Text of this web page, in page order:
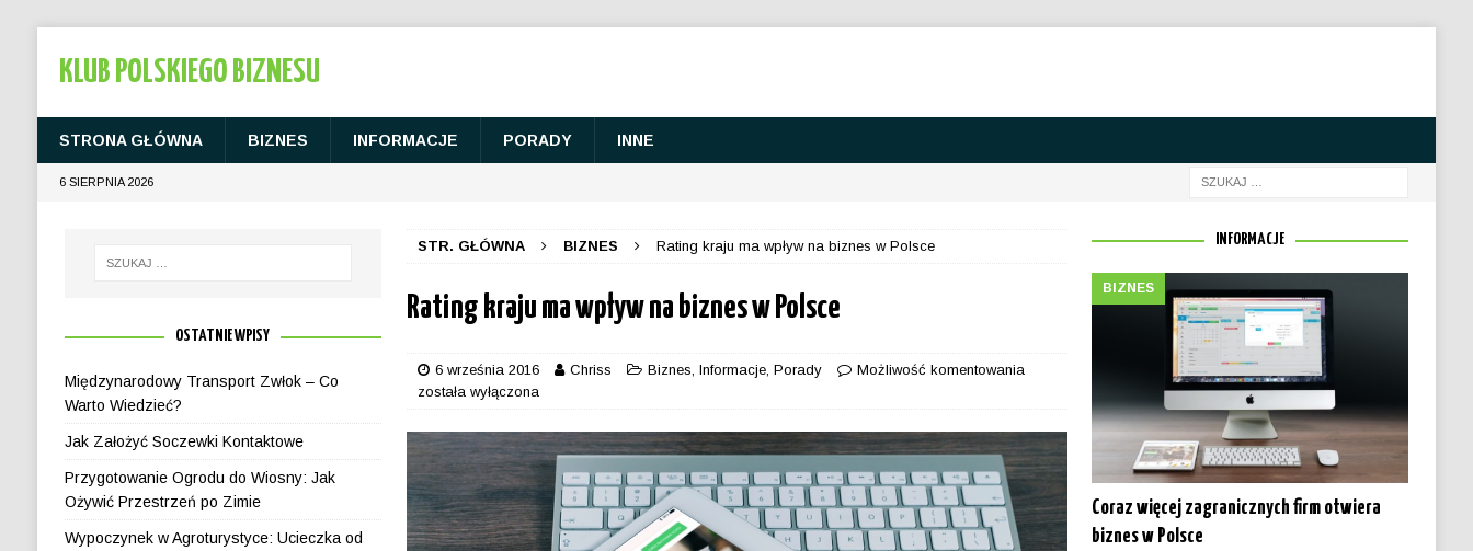
KLUB POLSKIEGO BIZNESU
STRONA GŁÓWNA BIZNES INFORMACJE PORADY INNE
6 SIERPNIA 2026
STR. GŁÓWNA BIZNES Rating kraju ma wpływ na biznes w Polsce
Rating kraju ma wpływ na biznes w Polsce
6 września 2016 Chriss Biznes,Informacje,Porady
Możliwość komentowania
została wyłączona
OSTATNIE WPISY
Międzynarodowy Transport Zwłok – Co
Warto Wiedzieć?
Jak Założyć Soczewki Kontaktowe
Przygotowanie Ogrodu do Wiosny: Jak
Ożywić Przestrzeń po Zimie
Wypoczynek w Agroturystyce: Ucieczka od
INFORMACJE
Coraz więcej zagranicznych firm otwiera
biznes w Polsce
BIZNES